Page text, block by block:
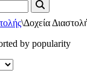
\Δοχεία
by popularity